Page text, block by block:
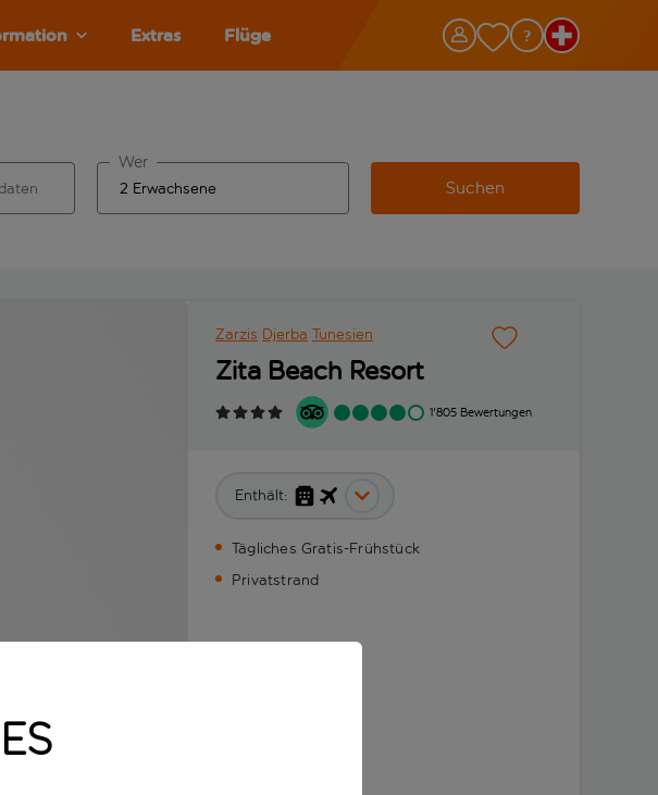
Extras Flüge
Wer
Suchen
Zarzis Djerba Tunesien
Zita Beach Resort
1'805 Bewertungen
Enthält:
Tägliches Gratis-Frühstück
Privatstrand